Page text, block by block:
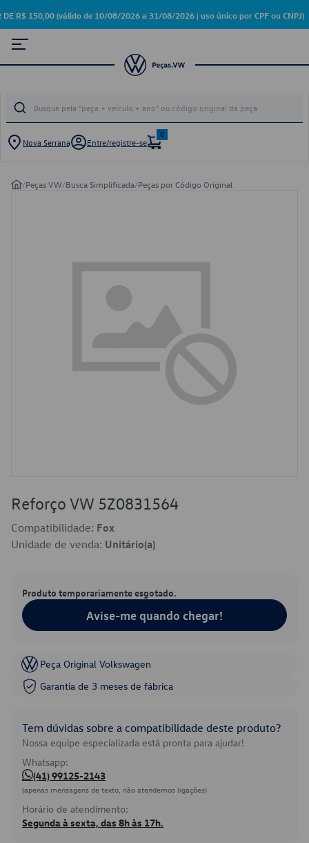
DE R$ 150,00 (válido de 10/08/2026 a 31/08/2026 | uso único por CPF ou CNPJ)
Nova Serrana Entre/registre-se
0
/Peças VW/Busca Simplificada/Peças por Código Original
Reforço VW 5Z0831564
Compatibilidade: Fox
Unidade de venda: Unitário(a)
Produto temporariamente esgotado.
Avise-me quando chegar!
Peça Original Volkswagen
Garantia de 3 meses de fábrica
Tem dúvidas sobre a compatibilidade deste produto?
Nossa equipe especializada está pronta para ajudar!
Whatsapp:
(41) 99125-2143
(apenas mensagens de texto, não atendemos ligações)
Horário de atendimento:
Segunda à sexta, das 8h às 17h.